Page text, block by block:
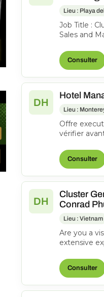
Lieu : Playa
Job Title :
Sales and
Events &
Work...
Consulter
DH
Hotel
Lieu :
Offre
vérifier
Spa on Del
Consulter
DH
Cluster
Conrad
Lieu : Vietnam
Are you a
extensive
driving
Consulter